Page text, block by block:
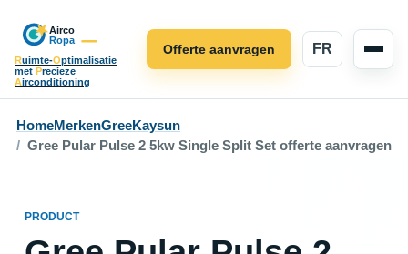
Ruimte-Optimalisatie
met Precieze
Airconditioning
FR
Offerte aanvragen
HomeMerkenGreeKaysun
Gree Pular Pulse 2 5kw Single Split Set offerte aanvragen
PRODUCT